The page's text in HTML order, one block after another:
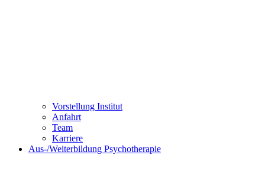
Vorstellung Institut
Anfahrt
Team
Karriere
Aus-/Weiterbildung Psychotherapie